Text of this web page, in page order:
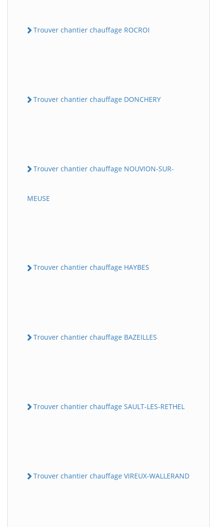
Trouver chantier chauffage ROCROI
Trouver chantier chauffage DONCHERY
Trouver chantier chauffage NOUVION-SUR-
MEUSE
Trouver chantier chauffage HAYBES
Trouver chantier chauffage BAZEILLES
Trouver chantier chauffage SAULT-LES-RETHEL
Trouver chantier chauffage VIREUX-WALLERAND